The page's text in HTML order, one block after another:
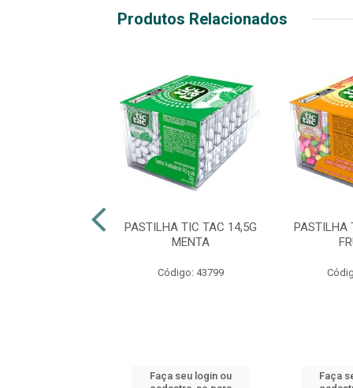
Produtos Relacionados
PASTILHA TIC TAC 14,5G
MENTA
Código: 43799
Faça seu login ou
PASTILHA
Faça